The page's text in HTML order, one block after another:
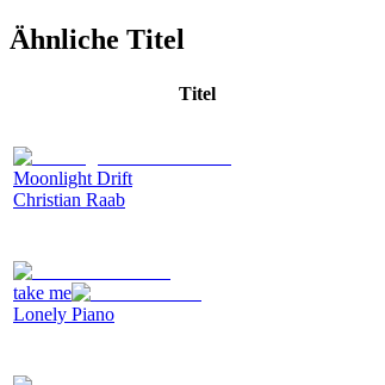
Ähnliche Titel
Titel
Moonlight Drift
Christian Raab
take me
Lonely Piano